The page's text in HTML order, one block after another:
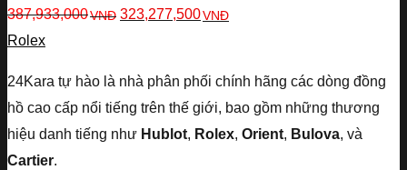
387,933,000VNĐ 323,277,500VNĐ
Rolex
24Kara tự hào là nhà phân phối chính hãng các dòng đồng
hồ cao cấp nổi tiếng trên thế giới, bao gồm những thương
hiệu danh tiếng như Hublot, Rolex, Orient, Bulova, và
Cartier.